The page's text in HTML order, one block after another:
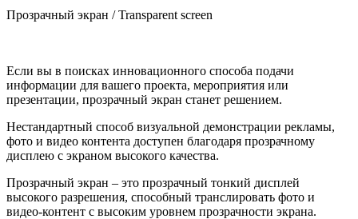
Прозрачный экран / Transparent screen
Если вы в поисках инновационного способа подачи
информации для вашего проекта, мероприятия или
презентации, прозрачный экран станет решением.
Нестандартный способ визуальной демонстрации рекламы,
фото и видео контента доступен благодаря прозрачному
дисплею с экраном высокого качества.
Прозрачный экран – это прозрачный тонкий дисплей
высокого разрешения, способный транслировать фото и
видео-контент с высоким уровнем прозрачности экрана.